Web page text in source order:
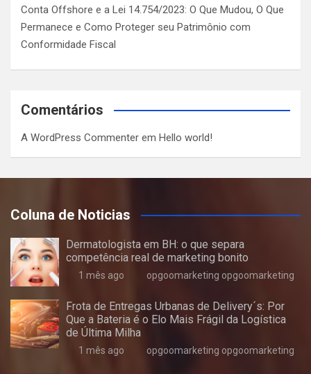
Conta Offshore e a Lei 14.754/2023: O Que Mudou, O Que
Permanece e Como Proteger seu Patrimônio com
Conformidade Fiscal
Comentários
A WordPress Commenter em Hello world!
Coluna de Noticias
Dermatologista em BH: o que separa
competência real de marketing bonito
1 mês ago opgoomarketing opgoomarketing
Frota de Entregas Urbanas de Delivery´s: Por
Que a Bateria é o Elo Mais Frágil da Logística
de Última Milha
1 mês ago opgoomarketing opgoomarketing